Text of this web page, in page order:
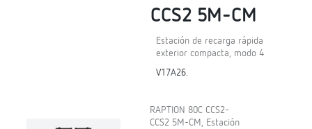
CCS2 5M-CM
Estación de recarga rápida
exterior compacta, modo 4
V17A26.
RAPTION 80C CCS2-
CCS2 5M-CM, Estación